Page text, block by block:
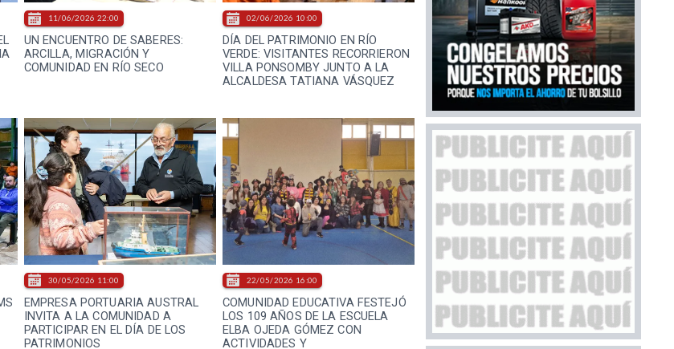
UN ENCUENTRO DE SABERES:
ARCILLA, MIGRACIÓN Y
COMUNIDAD EN RÍO SECO
11/06/2026 22:00
DÍA DEL PATRIMONIO EN RÍO
VERDE: VISITANTES RECORRIERON
VILLA PONSOMBY JUNTO A LA
ALCALDESA TATIANA VÁSQUEZ
02/06/2026 10:00
EMPRESA PORTUARIA AUSTRAL
INVITA A LA COMUNIDAD A
PARTICIPAR EN EL DÍA DE LOS
PATRIMONIOS
30/05/2026 11:00
COMUNIDAD EDUCATIVA FESTEJÓ
LOS 109 AÑOS DE LA ESCUELA
ELBA OJEDA GÓMEZ CON
ACTIVIDADES Y
22/05/2026 16:00